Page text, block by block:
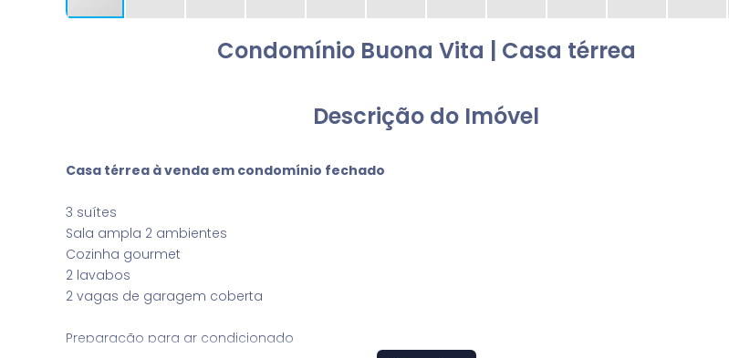
Condomínio Buona Vita | Casa térrea
Descrição do Imóvel
Casa térrea à venda em condomínio fechado
3 suítes
Sala ampla 2 ambientes
Cozinha gourmet
2 lavabos
2 vagas de garagem coberta
Preparação para ar condicionado